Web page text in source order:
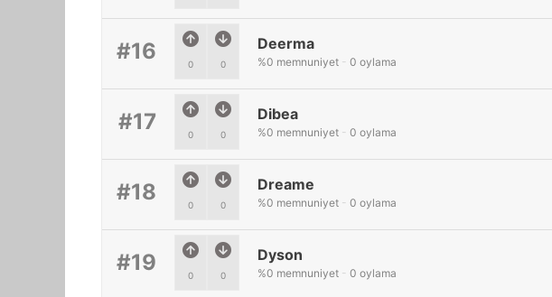
#16 0 0
Deerma
%0 memnuniyet - 0 oylama
#17 0 0
Dibea
%0 memnuniyet - 0 oylama
#18 0 0
Dreame
%0 memnuniyet - 0 oylama
#19 0 0
Dyson
%0 memnuniyet - 0 oylama